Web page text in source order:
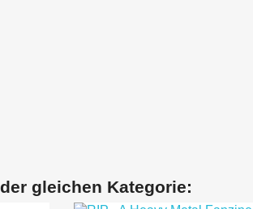
gleichen Kategorie: